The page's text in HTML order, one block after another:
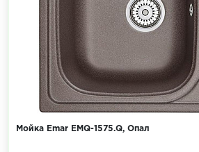
Мойка Emar EMQ-1575.Q, Опал